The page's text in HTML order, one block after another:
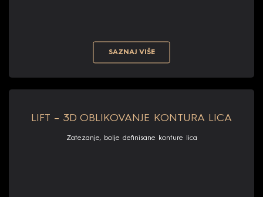
SAZNAJ VIŠE
LIFT – 3D OBLIKOVANJE KONTURA LICA
Zatezanje, bolje definisane konture lica